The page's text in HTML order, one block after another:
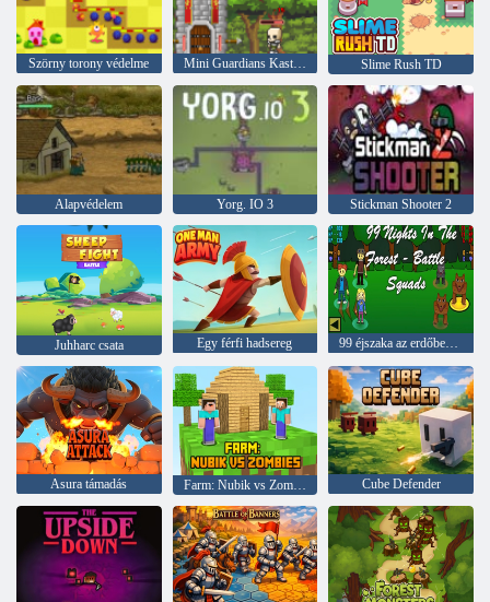
Szörny torony védelme Mini Guardians Kastély védelem Slime Rush TD
Alapvédelem Yorg. IO 3 Stickman Shooter 2
Juhharc csata Egy férfi hadsereg 99 éjszaka az erdőben – Csataosztagok
Asura támadás Farm: Nubik vs Zombies Cube Defender